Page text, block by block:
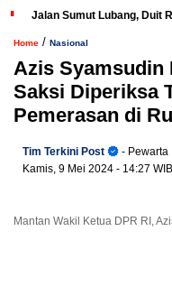
Jalan Sumut Lubang, Duit
Home / Nasional
Azis Syamsudin
Saksi Diperiksa
Pemerasan di
Tim Terkini Post
- Pewarta
Kamis, 9 Mei 2024 - 14:27 WIB
Mantan Wakil Ketua DPR RI,